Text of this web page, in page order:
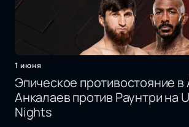
1 июня
Эпическое противостояние
Анкалаев против Раунтри на
Nights